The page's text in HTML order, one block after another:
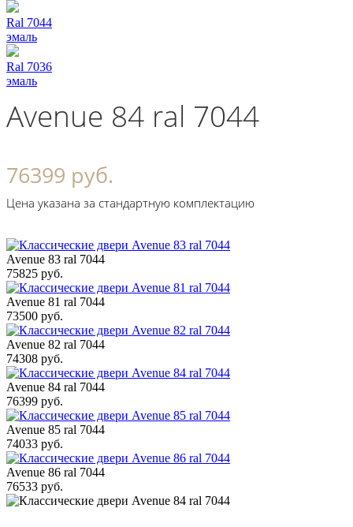
Ral 7044
эмаль
Ral 7036
эмаль
Avenue 84 ral 7044
76399 руб.
Цена указана за стандартную комплектацию
Avenue 83 ral 7044
75825 руб.
Avenue 81 ral 7044
73500 руб.
Avenue 82 ral 7044
74308 руб.
Avenue 84 ral 7044
76399 руб.
Avenue 85 ral 7044
74033 руб.
Avenue 86 ral 7044
76533 руб.